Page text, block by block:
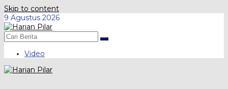
Skip to content
9 Agustus 2026
Video